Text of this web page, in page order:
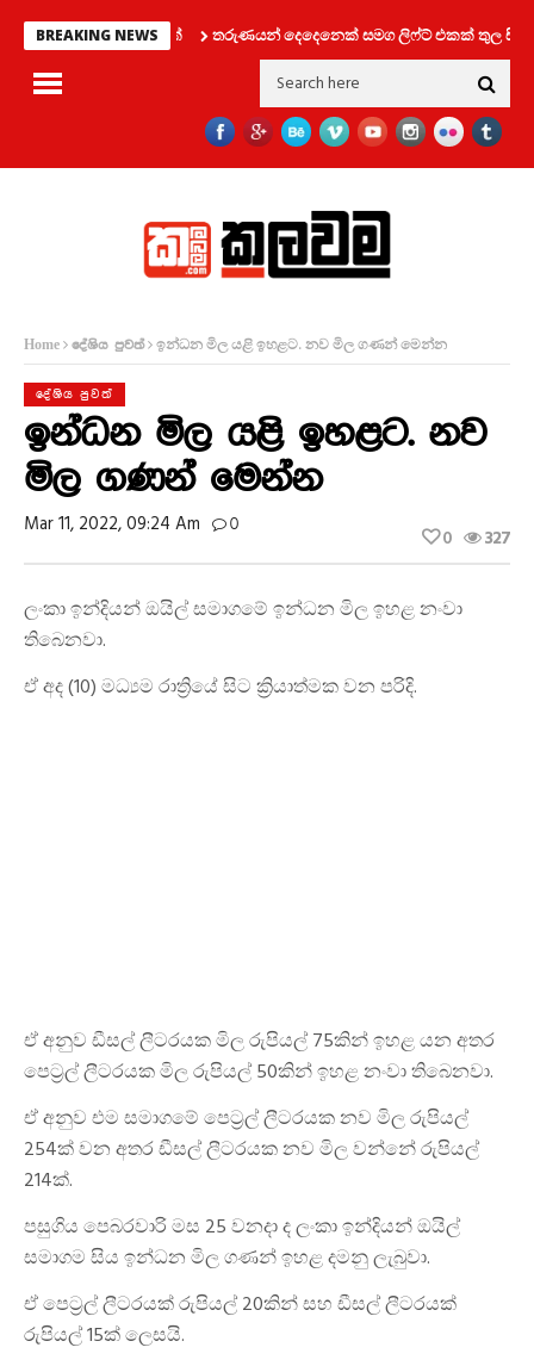
BREAKING NEWS තරුණයන් දෙදෙනෙක් සමග ලිෆ්ට් එකක් තුල සිර වූ
Home දේශිය පුවත් ඉන්ධන මිල යළි ඉහළට. නව මිල ගණන් මෙන්න
දේශිය පුවත්
ඉන්ධන මිල යළි ඉහළට. නව
මිල ගණන් මෙන්න
Mar 11, 2022, 09:24 Am 0 327
0
ලංකා ඉන්දියන් ඔයිල් සමාගමේ ඉන්ධන මිල ඉහළ නංවා
තිබෙනවා.
ඒ අද (10) මධ්‍යම රාත්‍රියේ සිට ක්‍රියාත්මක වන පරිදි.
ඒ අනුව ඩීසල් ලීටරයක මිල රුපියල් 75කින් ඉහළ යන අතර
පෙට්‍රල් ලීටරයක මිල රුපියල් 50කින් ඉහළ නංවා තිබෙනවා.
ඒ අනුව එම සමාගමේ පෙට්‍රල් ලීටරයක නව මිල රුපියල්
254ක් වන අතර ඩීසල් ලීටරයක නව මිල වන්නේ රුපියල්
214ක්.
පසුගිය පෙබරවාරි මස 25 වනදා ද ලංකා ඉන්දියන් ඔයිල්
සමාගම සිය ඉන්ධන මිල ගණන් ඉහළ දමනු ලැබුවා.
ඒ පෙට්‍රල් ලීටරයක් රුපියල් 20කින් සහ ඩීසල් ලීටරයක්
රුපියල් 15ක් ලෙසයි.